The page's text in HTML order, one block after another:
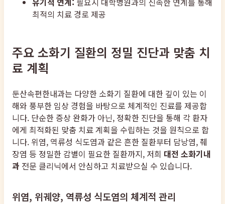
최적의 치료 경로 제공
주요 소화기 질환의 정밀 진단과 맞춤 치
료 계획
둔산속편한내과는 다양한 소화기 질환에 대한 깊이 있는 이
해와 풍부한 임상 경험을 바탕으로 체계적인 진료를 제공합
니다. 단순한 증상 완화가 아닌, 정확한 진단을 통해 각 환자
에게 최적화된 맞춤 치료 계획을 수립하는 것을 원칙으로 합
니다. 위염, 역류성 식도염과 같은 흔한 질환부터 담낭염, 췌
장염 등 정밀한 감별이 필요한 질환까지, 저희 대전 소화기내
과 전문 클리닉에서 안심하고 치료받으실 수 있습니다.
위염, 위궤양, 역류성 식도염의 체계적 관리